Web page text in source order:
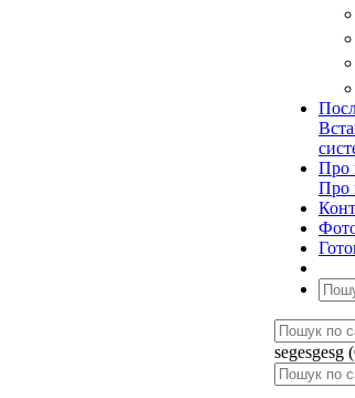
Про
Про
segesgesg